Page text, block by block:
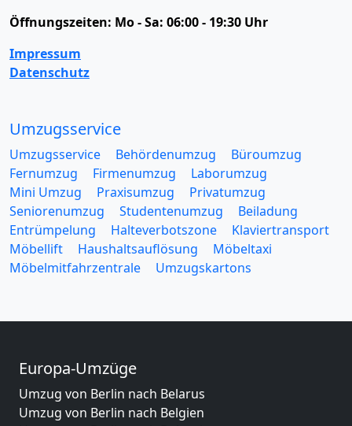
Öffnungszeiten: Mo - Sa: 06:00 - 19:30 Uhr
Impressum
Datenschutz
Umzugsservice
Umzugsservice Behördenumzug
Büroumzug
Fernumzug
Firmenumzug
Laborumzug
Mini Umzug
Praxisumzug
Privatumzug
Seniorenumzug
Studentenumzug
Beiladung
Entrümpelung
Halteverbotszone
Klaviertransport
Möbellift
Haushaltsauflösung
Möbeltaxi
Möbelmitfahrzentrale
Umzugskartons
Europa-Umzüge
Umzug von Berlin nach Belarus
Umzug von Berlin nach Belgien